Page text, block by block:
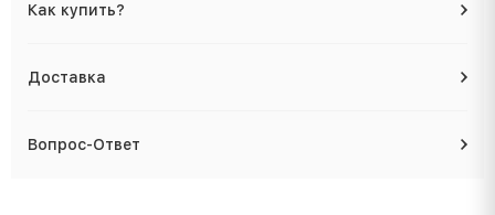
Как купить?
Доставка
Вопрос-Ответ